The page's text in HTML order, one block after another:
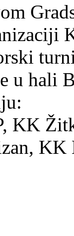
u hali
KK
KK